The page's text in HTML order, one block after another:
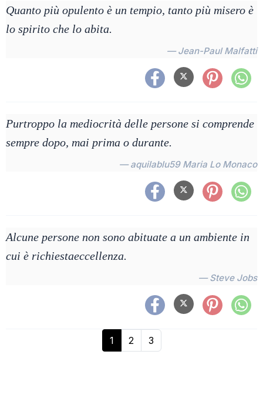
Quanto più opulento è un tempio, tanto più misero è
lo spirito che lo abita.
— Jean-Paul Malfatti
Purtroppo la mediocrità delle persone si comprende
sempre dopo, mai prima o durante.
— aquilablu59 Maria Lo Monaco
Alcune persone non sono abituate a un ambiente in
cui è richiestaeccellenza.
— Steve Jobs
1 2 3